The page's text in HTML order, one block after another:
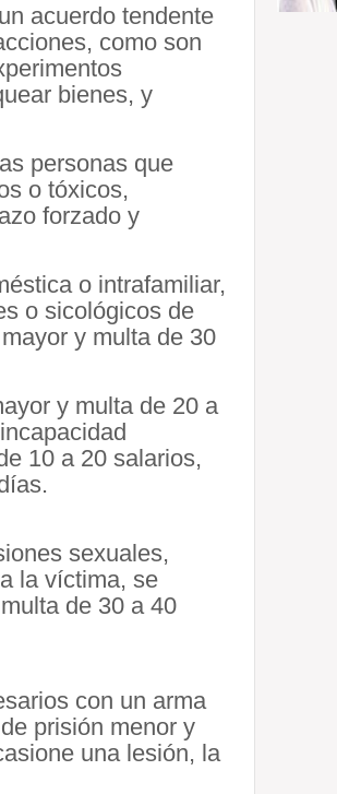
acuerdo tendente
como son
bienes, y
personas que
o tóxicos,
forzado y
o intrafamiliar,
o sicológicos de
y multa de 30
y multa de 20 a
10 a 20 salarios,
sexuales,
la víctima, se
de 30 a 40
con un arma
prisión menor y
una lesión, la